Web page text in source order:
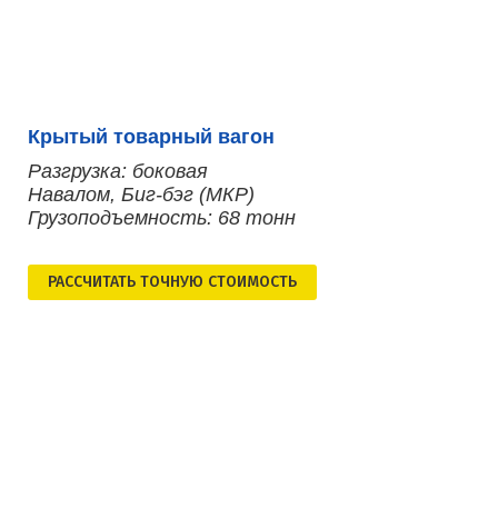
Крытый товарный вагон
Разгрузка: боковая
Навалом, Биг-бэг (МКР)
Грузоподъемность: 68 тонн
РАСCЧИТАТЬ ТОЧНУЮ СТОИМОСТЬ